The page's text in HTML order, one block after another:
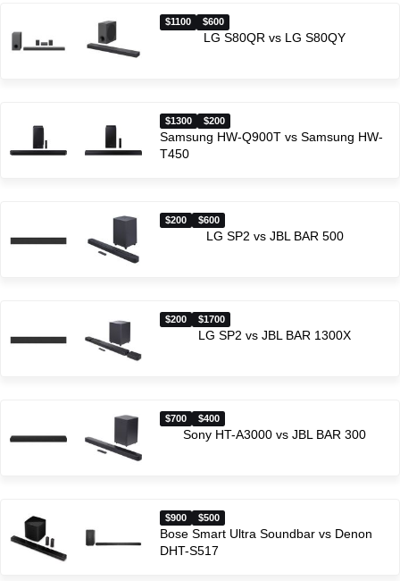
$1100 $600
LG S80QR vs LG S80QY
$1300 $200
Samsung HW-Q900T vs Samsung HW-
T450
$200 $600
LG SP2 vs JBL BAR 500
$200 $1700
LG SP2 vs JBL BAR 1300X
$700 $400
Sony HT-A3000 vs JBL BAR 300
$900 $500
Bose Smart Ultra Soundbar vs Denon
DHT-S517